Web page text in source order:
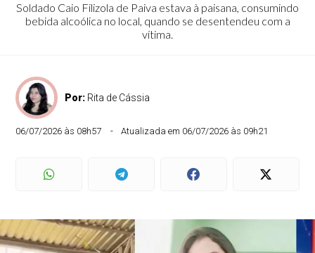
Soldado Caio Filizola de Paiva estava à paisana, consumindo
bebida alcoólica no local, quando se desentendeu com a
vítima.
Por: Rita de Cássia
06/07/2026 às 08h57 Atualizada em 06/07/2026 às 09h21